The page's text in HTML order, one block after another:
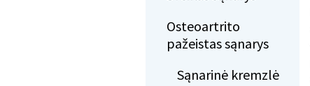
Osteoartrito
pažeistas sąnarys
Sąnarinė kremzlė